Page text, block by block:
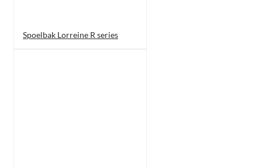
Spoelbak Lorreine R series